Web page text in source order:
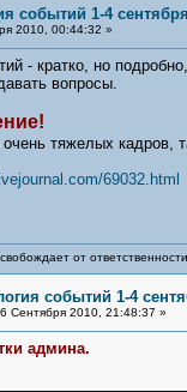
событий 1-4
2010, 00:44:32 »
- кратко, но
вопросы.
тяжелых кадров,
69032.html
от
событий 1-4
Сентября 2010, 21:48:37 »
админа.